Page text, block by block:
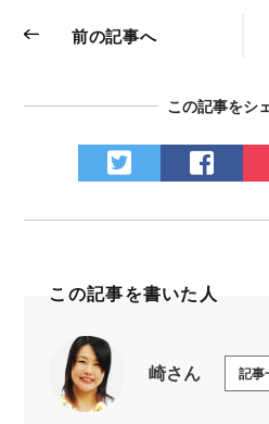
前の記事へ
この記事をシ
この記事を書いた人
崎さん 記事